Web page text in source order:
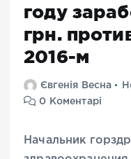
году
грн.
2016-м
Євгенія Весна
0 Коментарі
Начальник